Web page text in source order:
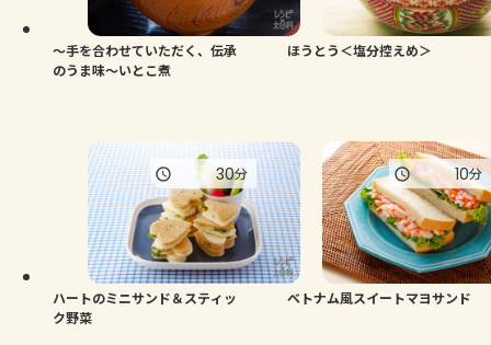
お買い物
～手を合わせていただく、伝承
のうま味～いとこ煮
ほうとう＜塩分控えめ＞
ハートのミニサンド＆スティッ
ク野菜
30分
ベトナム風スイートマヨサンド
10分